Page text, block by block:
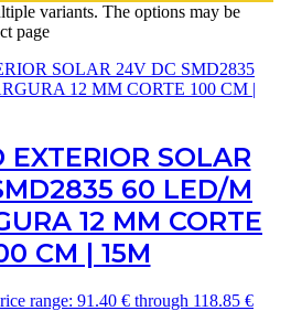
variants. The options may be
page
EXTERIOR SOLAR
60 LED/M
12 MM CORTE
CM | 15M
range: 91.40 € through 118.85 €